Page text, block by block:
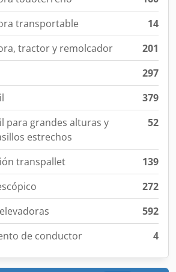
transportable
14
tractor y remolcador
201
297
379
para grandes alturas y
estrechos
52
transpallet
139
272
592
de conductor
4